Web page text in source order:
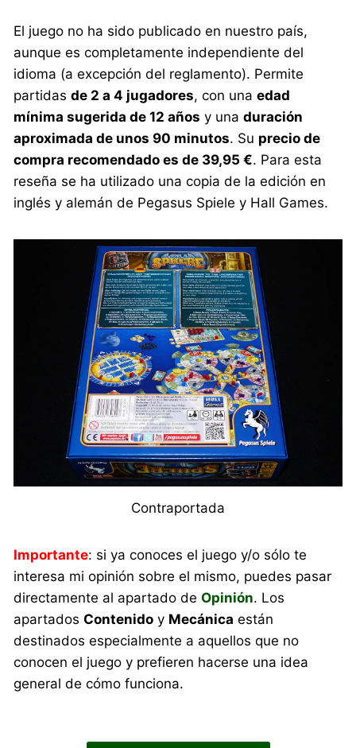
El juego no ha sido publicado en nuestro país,
aunque es completamente independiente del
idioma (a excepción del reglamento). Permite
partidasde 2 a 4 jugadores, con unaedad
mínima sugerida de 12 años y unaduración
aproximada de unos 90 minutos. Su precio de
compra recomendado es de 39,95 €. Para esta
reseña se ha utilizado una copia de la edición en
inglés y alemán de Pegasus Spiele y Hall Games.
Contraportada
Importante: si ya conoces el juego y/o sólo te
interesa mi opinión sobre el mismo, puedes pasar
directamente al apartado deOpinión. Los
apartadosContenido y Mecánica están
destinados especialmente a aquellos que no
conocen el juego y prefieren hacerse una idea
general de cómo funciona.